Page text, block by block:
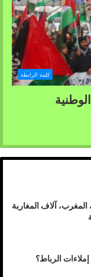
كلمة الرابطة
آلاف المغاربة
الرباط؟